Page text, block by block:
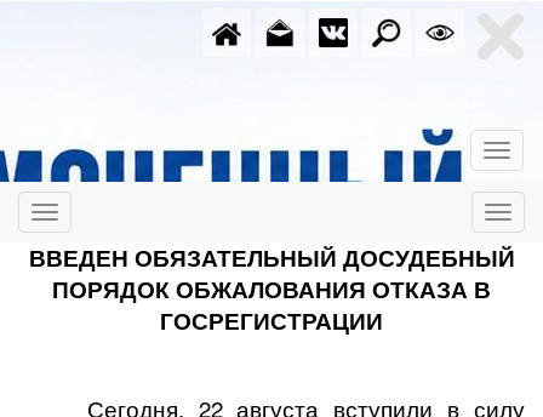
ВВЕДЕН ОБЯЗАТЕЛЬНЫЙ ДОСУДЕБНЫЙ
ПОРЯДОК ОБЖАЛОВАНИЯ ОТКАЗА В
ГОСРЕГИСТРАЦИИ
Сегодня, 22 августа вступили в силу